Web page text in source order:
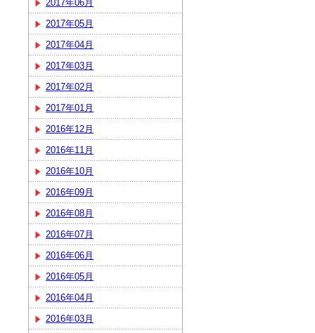
2017年06月
2017年05月
2017年04月
2017年03月
2017年02月
2017年01月
2016年12月
2016年11月
2016年10月
2016年09月
2016年08月
2016年07月
2016年06月
2016年05月
2016年04月
2016年03月